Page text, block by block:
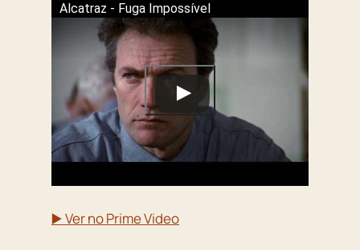
Alcatraz - Fuga Impossível
▶️ Ver no Prime Video